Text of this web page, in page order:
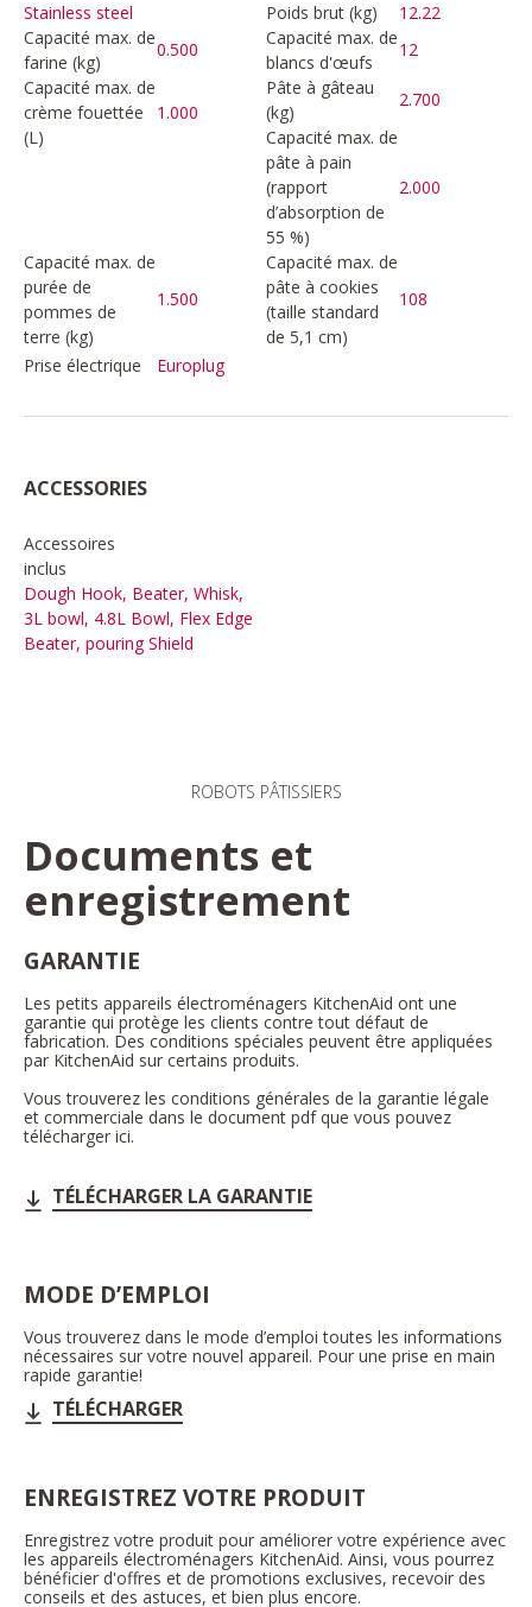
Stainless steel
Poids brut (kg)
12.22
Capacité max. de
farine (kg)
0.500
Capacité max. de
blancs d'œufs
12
Capacité max. de
crème fouettée
(L)
1.000
Pâte à gâteau
(kg)
2.700
Capacité max. de
pâte à pain
(rapport
d’absorption de
55 %)
2.000
Capacité max. de
purée de
pommes de
terre (kg)
1.500
Capacité max. de
pâte à cookies
(taille standard
de 5,1 cm)
108
Prise électrique Europlug
ACCESSORIES
Accessoires
inclus
Dough Hook, Beater, Whisk,
3L bowl, 4.8L Bowl, Flex Edge
Beater, pouring Shield
ROBOTS PÂTISSIERS
Documents et
enregistrement
GARANTIE
Les petits appareils électroménagers KitchenAid ont une
garantie qui protège les clients contre tout défaut de
fabrication. Des conditions spéciales peuvent être appliquées
par KitchenAid sur certains produits.
Vous trouverez les conditions générales de la garantie légale
et commerciale dans le document pdf que vous pouvez
télécharger ici.
TÉLÉCHARGER LA GARANTIE
MODE D’EMPLOI
Vous trouverez dans le mode d’emploi toutes les informations
nécessaires sur votre nouvel appareil. Pour une prise en main
rapide garantie!
TÉLÉCHARGER
ENREGISTREZ VOTRE PRODUIT
Enregistrez votre produit pour améliorer votre expérience avec
les appareils électroménagers KitchenAid. Ainsi, vous pourrez
bénéficier d'offres et de promotions exclusives, recevoir des
conseils et des astuces, et bien plus encore.